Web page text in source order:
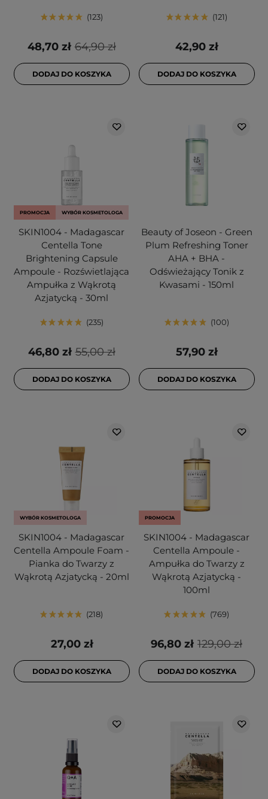
123
64,90 zł
48,70 zł
DODAJ DO KOSZYKA
121
42,90 zł
DODAJ DO KOSZYKA
PROMOCJA WYBÓR KOSMETOLOGA
SKIN1004 - Madagascar
Centella Tone
Brightening Capsule
Ampoule - Rozświetlająca
Ampułka z Wąkrotą
Azjatycką - 30ml
235
55,00 zł
46,80 zł
DODAJ DO KOSZYKA
Beauty of Joseon - Green
Plum Refreshing Toner
AHA + BHA -
Odświeżający Tonik z
Kwasami - 150ml
100
57,90 zł
DODAJ DO KOSZYKA
WYBÓR KOSMETOLOGA
SKIN1004 - Madagascar
Centella Ampoule Foam -
Pianka do Twarzy z
Wąkrotą Azjatycką - 20ml
218
27,00 zł
DODAJ DO KOSZYKA
PROMOCJA
SKIN1004 - Madagascar
Centella Ampoule -
Ampułka do Twarzy z
Wąkrotą Azjatycką -
100ml
769
129,00 zł
96,80 zł
DODAJ DO KOSZYKA